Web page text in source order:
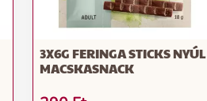
3X6G FERINGA STICKS NYÚL
MACSKASNACK